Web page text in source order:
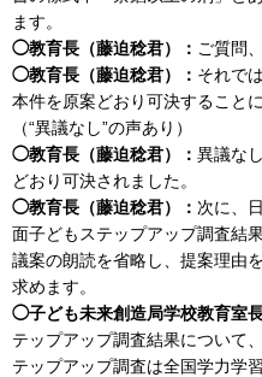
ます。
◯教育長（藤迫稔君）： ご質問
◯教育長（藤迫稔君）： それで
本件を原案どおり可決すること
（“異議なし”の声あり）
◯教育長（藤迫稔君）： 異議な
どおり可決されました。
◯教育長（藤迫稔君）： 次に、
面子どもステップアップ調査結
議案の朗読を省略し、提案理由
求めます。
◯子ども未来創造局学校教育室長
テップアップ調査結果について
テップアップ調査は全国学力学